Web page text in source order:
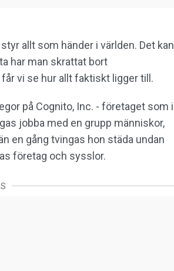
allt som händer i världen. Det kan
har man skrattat bort
får vi se hur allt faktiskt ligger till.
på Cognito, Inc. - företaget som i
jobba med en grupp människor,
en gång tvingas hon städa undan
företag och sysslor.